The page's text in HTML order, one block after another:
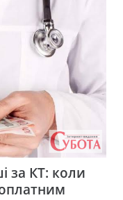
за КТ: коли